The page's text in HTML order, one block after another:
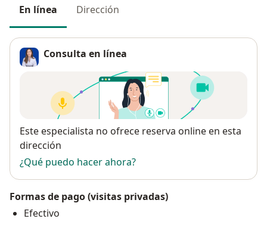
En línea Dirección
Consulta en línea
Disponibilidad
Este especialista no ofrece reserva online en esta
dirección
¿Qué puedo hacer ahora?
Formas de pago (visitas privadas)
Efectivo